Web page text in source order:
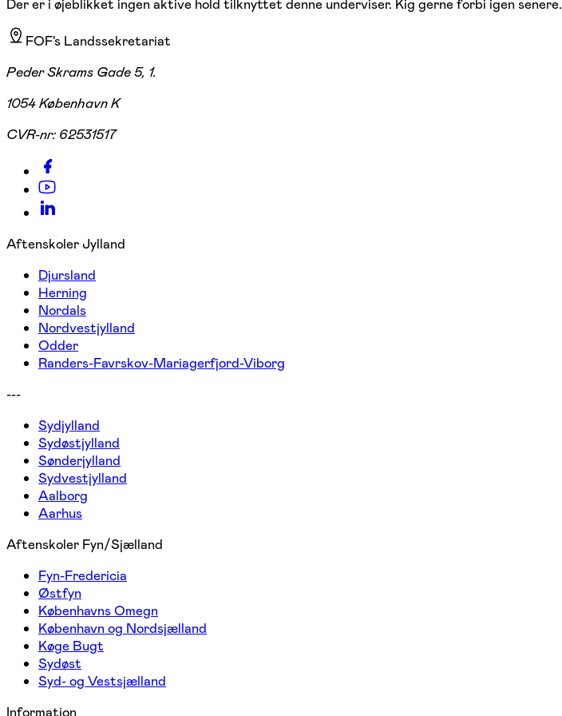
Der er i øjeblikket ingen aktive hold tilknyttet denne underviser. Kig gerne forbi igen senere.
FOF's Landssekretariat
Peder Skrams Gade 5, 1.
1054 København K
CVR-nr: 62531517
Aftenskoler Jylland
Djursland
Herning
Nordals
Nordvestjylland
Odder
Randers-Favrskov-Mariagerfjord-Viborg
---
Sydjylland
Sydøstjylland
Sønderjylland
Sydvestjylland
Aalborg
Aarhus
Aftenskoler Fyn/Sjælland
Fyn-Fredericia
Østfyn
Københavns Omegn
København og Nordsjælland
Køge Bugt
Sydøst
Syd- og Vestsjælland
Information